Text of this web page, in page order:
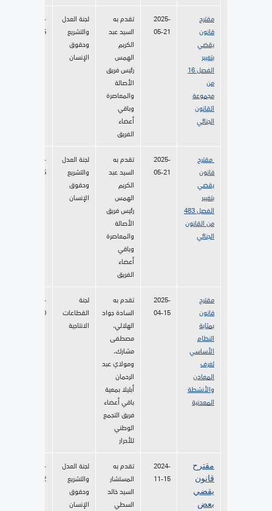
مقترح
قانون
يقضي
بتغيير
الفصل 16
من
مجموعة
القانون
الجنائي
2025-
05-21
تقدم به
السيد عبد
الكريم
الهمس
رئيس فريق
الأصالة
والمعاصرة
وباقي
أعضاء
الفريق
لجنة العدل
والتشريع
وحقوق
الإنسان
2025-
06-05
مقترح
قانون
يقضي
بتغيير
الفصل 483
من القانون
الجنائي
2025-
05-21
تقدم به
السيد عبد
الكريم
الهمس
رئيس فريق
الأصالة
والمعاصرة
وباقي
أعضاء
الفريق
لجنة العدل
والتشريع
وحقوق
الإنسان
2025-
06-05
مقترح
قانون
بمثابة
النظام
الأساسي
لغرف
المعادن
والأنشطة
المعدنية
2025-
04-15
تقدم به
السادة جواد
الهلالي،
مصطفى
مشارك،
ومولاي عبد
الرحمان
أبليلا بمعية
باقي أعضاء
فريق التجمع
الوطني
للأحرار
لجنة
القطاعات
الانتاجية
2025-
04-30
مقترح
قانون
يقضي
بعض
2024-
11-15
تقدم به
المستشار
السيد خالد
السطي
لجنة العدل
والتشريع
وحقوق
الإنسان
2024-
12-02